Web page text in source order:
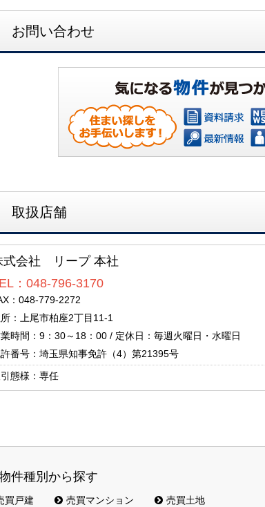
お問い合わせ
取扱店舗
式会社 リープ 本社
：048-796-3170
：048-779-2272
：上尾市柏座2丁目11-1
時間：9：30～18：00 / 定休日：毎週火曜日・水曜日
番号：埼玉県知事免許（4）第21395号
態様：専任
件種別から探す
買戸建 売買マンション 売買土地